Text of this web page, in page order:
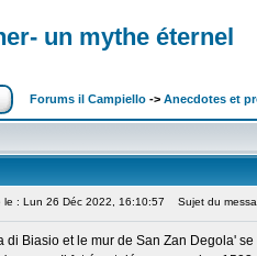
un mythe éternel
Forums il Campiello -> Anecdotes et
le : Lun 26 Déc 2022, 16:10:57 Sujet du
di Biasio et le mur de San Zan Degola'